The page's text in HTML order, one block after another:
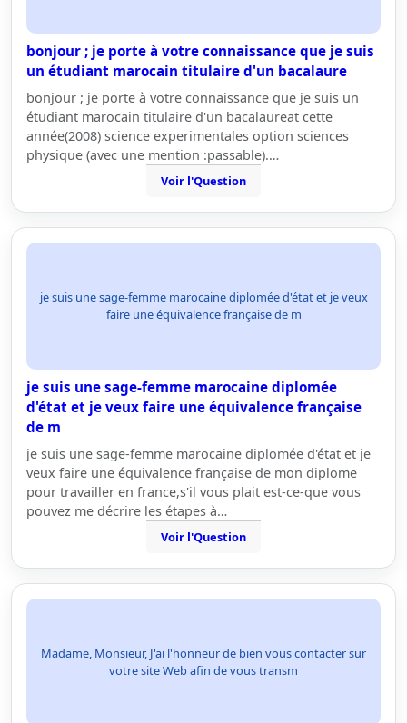
bonjour ; je porte à votre connaissance que je suis
un étudiant marocain titulaire d'un bacalaure
bonjour ; je porte à votre connaissance que je suis un
étudiant marocain titulaire d'un bacalaureat cette
année(2008) science experimentales option sciences
physique (avec une mention :passable).…
Voir l'Question
je suis une sage-femme marocaine diplomée d'état et je veux
faire une équivalence française de m
je suis une sage-femme marocaine diplomée
d'état et je veux faire une équivalence française
de m
je suis une sage-femme marocaine diplomée d'état et je
veux faire une équivalence française de mon diplome
pour travailler en france,s'il vous plait est-ce-que vous
pouvez me décrire les étapes à…
Voir l'Question
Madame, Monsieur, J'ai l'honneur de bien vous contacter sur
votre site Web afin de vous transm